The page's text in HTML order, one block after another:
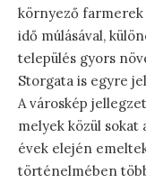
környező farmerek
idő múlásával,
település gyors
Storgata is egyre
A városkép
melyek közül sokat
évek elején
történelmében